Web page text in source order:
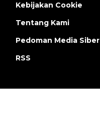
Kebijakan Cookie
Tentang Kami
Pedoman Media Siber
RSS